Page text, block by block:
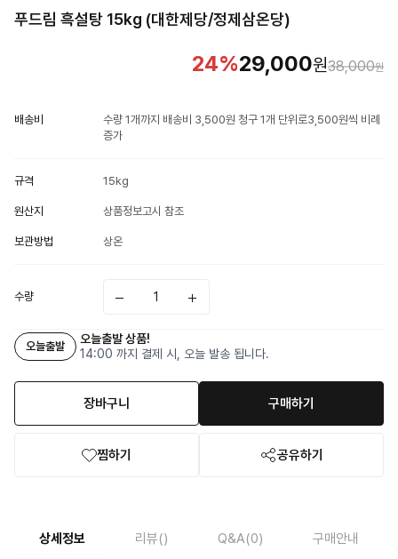
푸드림 흑설탕 15kg (대한제당/정제삼온당)
24% 38,000원
29,000원
배송비
수량 1개까지 배송비 3,500원 청구 1개 단위로3,500원씩 비례
증가
규격 15kg
원산지 상품정보고시 참조
보관방법 상온
수량
오늘출발
오늘출발 상품!
14:00 까지 결제 시, 오늘 발송 됩니다.
장바구니 구매하기
찜하기 공유하기
상세정보 리뷰() Q&A(0) 구매안내